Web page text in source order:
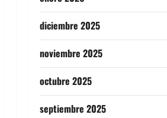
diciembre 2025
noviembre 2025
octubre 2025
septiembre 2025